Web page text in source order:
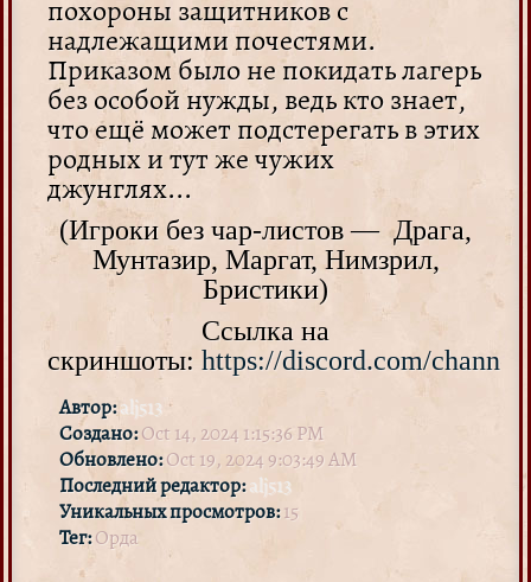
похороны защитников с
надлежащими почестями.
Приказом было не покидать лагерь
без особой нужды, ведь кто знает,
что ещё может подстерегать в этих
родных и тут же чужих
джунглях...
(Игроки без чар-листов — Драга,
Мунтазир, Маргат, Нимзрил,
Бристики)
Ссылка на
скриншоты: https://discord.com/
Автор:alj513
Создано:Oct 14, 2024 1:15:36 PM
Обновлено:Oct 19, 2024 9:03:49 AM
Последний редактор:alj513
Уникальных просмотров:15
Тег:Орда